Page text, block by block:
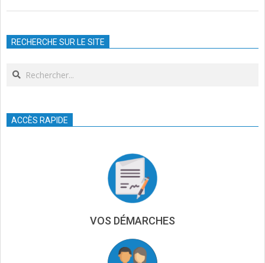
12RECHERCHE SUR LE SITE
Search
ACCÈS RAPIDE
VOS DÉMARCHES